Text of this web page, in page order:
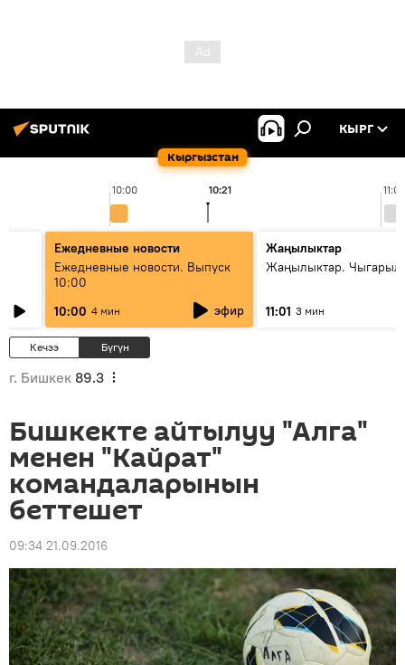
Кыргызстан
КЫРГ
10:00 11:00
10:21
Ежедневные новости
Ежедневные новости. Выпуск
10:00
10:00 4 мин эфир
Жаңылыктар
Жаңылыктар.
11:01 3 мин
Кечээ Бүгүн
г. Бишкек 89.3
Бишкекте айтылуу "Алга"
менен "Кайрат"
командаларынын
беттешет
09:34 21.09.2016